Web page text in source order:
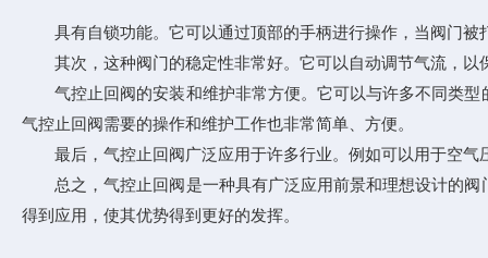
具有自锁功能。它可以通过顶部的手柄进行操作，当阀门被
其次，这种阀门的稳定性非常好。它可以自动调节气流，以
气控止回阀的安装和维护非常方便。它可以与许多不同类型
气控止回阀需要的操作和维护工作也非常简单、方便。
最后，气控止回阀广泛应用于许多行业。例如可以用于空气
总之，气控止回阀是一种具有广泛应用前景和理想设计的阀
得到应用，使其优势得到更好的发挥。